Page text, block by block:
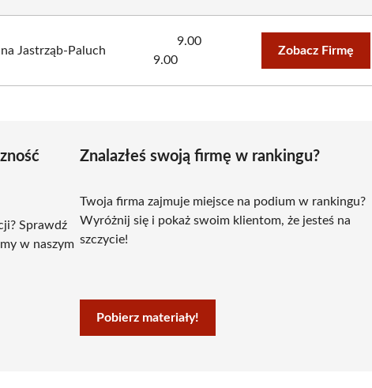
Jastrząb-Paluch
9.00
9.00
Zobacz Firmę
Sprawdź
w naszym
Znalazłeś swoją firmę w rankingu?
Twoja firma zajmuje miejsce na podium w rankingu?
Wyróżnij się i pokaż swoim klientom, że jesteś na
szczycie!
Pobierz materiały!